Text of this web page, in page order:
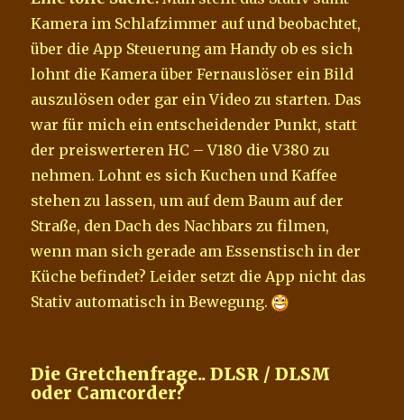
Kamera im Schlafzimmer auf und beobachtet,
über die App Steuerung am Handy ob es sich
lohnt die Kamera über Fernauslöser ein Bild
auszulösen oder gar ein Video zu starten. Das
war für mich ein entscheidender Punkt, statt
der preiswerteren HC – V180 die V380 zu
nehmen. Lohnt es sich Kuchen und Kaffee
stehen zu lassen, um auf dem Baum auf der
Straße, den Dach des Nachbars zu filmen,
wenn man sich gerade am Essenstisch in der
Küche befindet? Leider setzt die App nicht das
Stativ automatisch in Bewegung.
Die Gretchenfrage.. DLSR / DLSM
oder Camcorder?